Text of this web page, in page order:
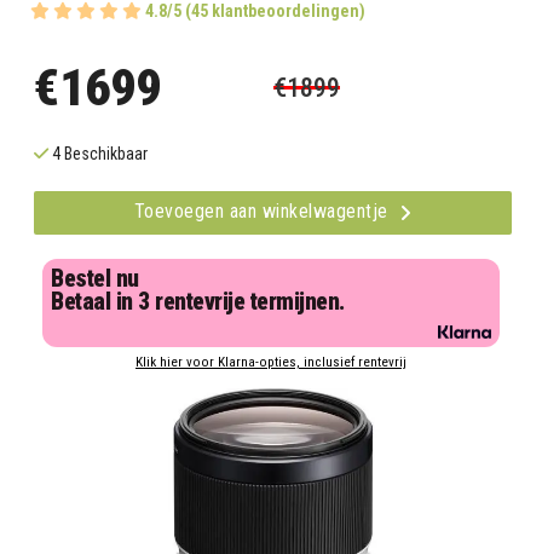
4.8/5 (45 klantbeoordelingen)
€1699 €1899
4 Beschikbaar
Toevoegen aan winkelwagentje
Bestel nu
Betaal in 3 rentevrije termijnen.
Klik hier voor Klarna-opties, inclusief rentevrij